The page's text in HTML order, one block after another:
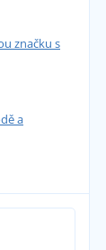
značku s
a